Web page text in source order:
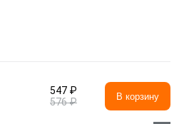
547 ₽
576 ₽
В корзину